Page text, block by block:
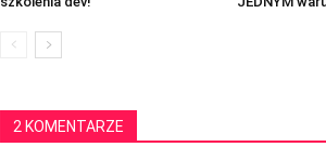
2 KOMENTARZE